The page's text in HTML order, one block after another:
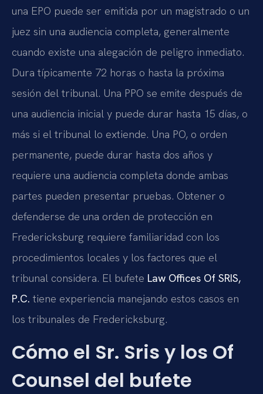
una EPO puede ser emitida por un magistrado o un
juez sin una audiencia completa, generalmente
cuando existe una alegación de peligro inmediato.
Dura típicamente 72 horas o hasta la próxima
sesión del tribunal. Una PPO se emite después de
una audiencia inicial y puede durar hasta 15 días, o
más si el tribunal lo extiende. Una PO, o orden
permanente, puede durar hasta dos años y
requiere una audiencia completa donde ambas
partes pueden presentar pruebas. Obtener o
defenderse de una orden de protección en
Fredericksburg requiere familiaridad con los
procedimientos locales y los factores que el
tribunal considera. El bufete Law Offices Of SRIS,
P.C. tiene experiencia manejando estos casos en
los tribunales de Fredericksburg.
Cómo el Sr. Sris y los Of
Counsel del bufete